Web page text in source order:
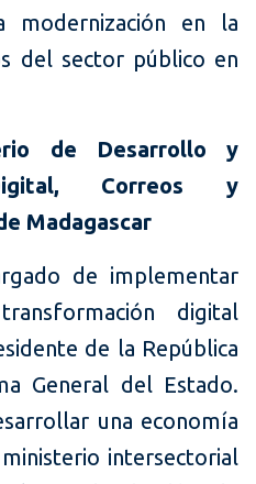
en la
del sector público en
de Desarrollo y
Correos y
Madagascar
de implementar
digital
de la República
General del Estado.
una economía
intersectorial